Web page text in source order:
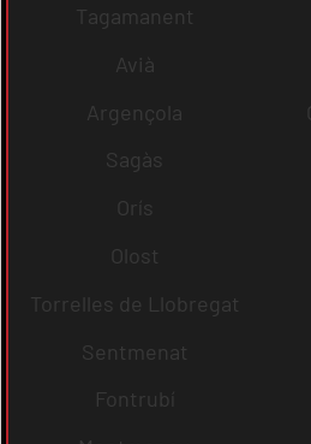
Tagamanent
Avià
Argençola
Sagàs
Orís
Olost
Torrelles de Llobregat
Sentmenat
Fontrubí